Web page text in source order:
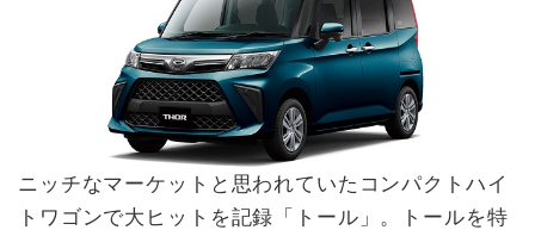
ニッチなマーケットと思われていたコンパクトハイ
トワゴンで大ヒットを記録「トール」。トールを特